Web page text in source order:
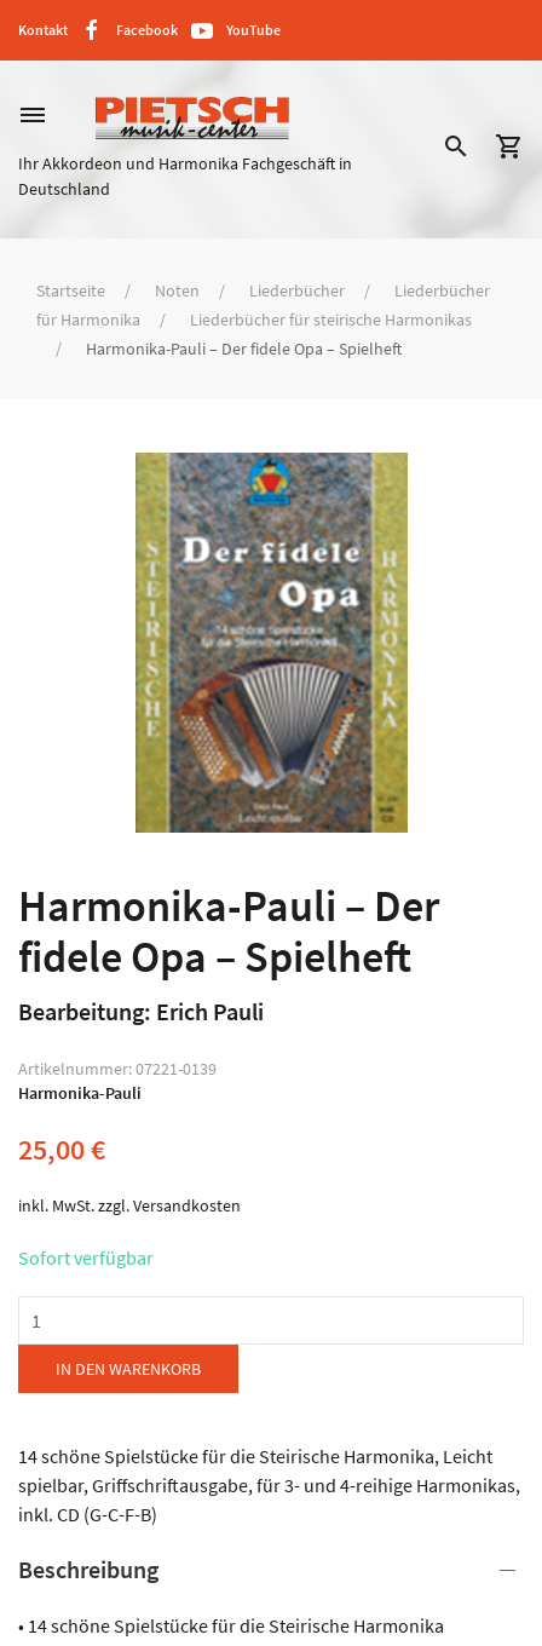
Kontakt Facebook YouTube
dehaze
Ihr Akkordeon und Harmonika Fachgeschäft in
Deutschland
search shopping_cart
Startseite Noten Liederbücher
Liederbücher
für Harmonika
Liederbücher für steirische Harmonikas
Harmonika-Pauli – Der fidele Opa – Spielheft
Harmonika-Pauli – Der
fidele Opa – Spielheft
Bearbeitung: Erich Pauli
Artikelnummer:07221-0139
Harmonika-Pauli
25,00€
inkl. MwSt.zzgl.Versandkosten
Sofort verfügbar
Pauli
Der
Opa
-
Spielheft
IN DEN WARENKORB
14 schöne Spielstücke für die Steirische Harmonika, Leicht
spielbar, Griffschriftausgabe, für 3- und 4-reihige Harmonikas,
inkl. CD (G-C-F-B)
Beschreibung
• 14 schöne Spielstücke für die Steirische Harmonika